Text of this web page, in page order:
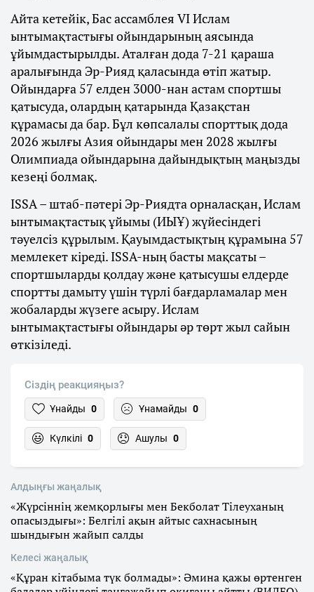
Айта кетейік, Бас ассамблея VI Ислам
ынтымақтастығы ойындарының аясында
ұйымдастырылды. Аталған дода 7-21 қараша
аралығында Эр-Рияд қаласында өтіп жатыр.
Ойындарға 57 елден 3000-нан астам спортшы
қатысуда, олардың қатарында Қазақстан
құрамасы да бар. Бұл көпсалалы спорттық дода
2026 жылғы Азия ойындары мен 2028 жылғы
Олимпиада ойындарына дайындықтың маңызды
кезеңі болмақ.
ISSA – штаб-пәтері Эр-Риядта орналасқан, Ислам
ынтымақтастық ұйымы (ИЫҰ) жүйесіндегі
тәуелсіз құрылым. Қауымдастықтың құрамына 57
мемлекет кіреді. ISSA-ның басты мақсаты –
спортшыларды қолдау және қатысушы елдерде
спортты дамыту үшін түрлі бағдарламалар мен
жобаларды жүзеге асыру. Ислам
ынтымақтастығы ойындары әр төрт жыл сайын
өткізіледі.
Сіздің реакцияңыз?
Ұнайды 0 Ұнамайды 0
Күлкілі 0 Ашулы 0
Алдыңғы жаңалық
«Жүрсіннің жемқорлығы мен Бекболат Тілеуханың
опасыздығы»: Белгілі ақын айтыс сахнасының
шындығын жайып салды
Келесі жаңалық
«Құран кітабыма түк болмады»: Әмина қажы өртенген